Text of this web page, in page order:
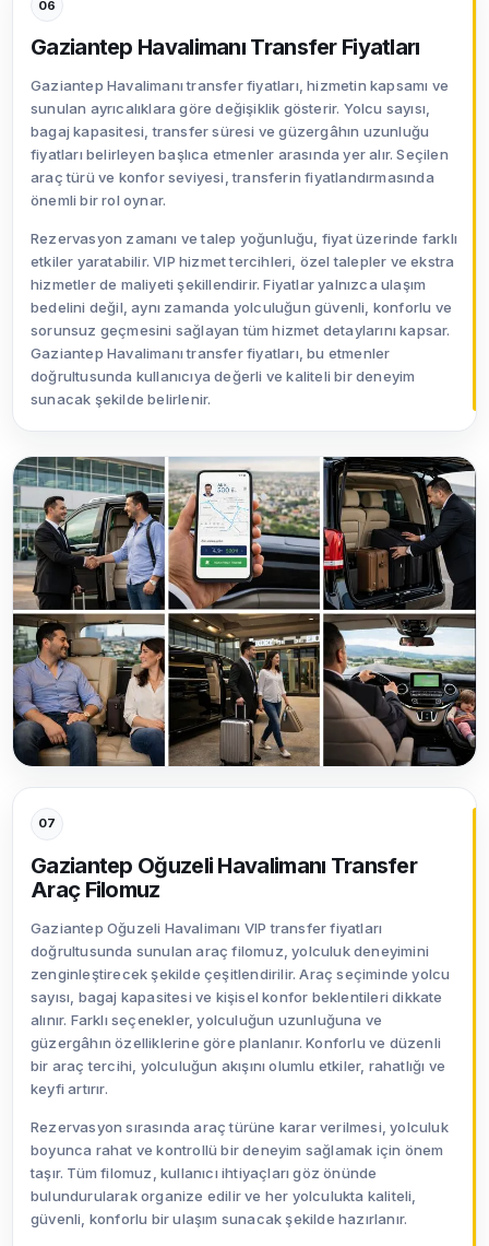
06
Gaziantep Havalimanı Transfer Fiyatları
Gaziantep Havalimanı transfer fiyatları, hizmetin kapsamı ve
sunulan ayrıcalıklara göre değişiklik gösterir. Yolcu sayısı,
bagaj kapasitesi, transfer süresi ve güzergâhın uzunluğu
fiyatları belirleyen başlıca etmenler arasında yer alır. Seçilen
araç türü ve konfor seviyesi, transferin fiyatlandırmasında
önemli bir rol oynar.
Rezervasyon zamanı ve talep yoğunluğu, fiyat üzerinde farklı
etkiler yaratabilir. VIP hizmet tercihleri, özel talepler ve ekstra
hizmetler de maliyeti şekillendirir. Fiyatlar yalnızca ulaşım
bedelini değil, aynı zamanda yolculuğun güvenli, konforlu ve
sorunsuz geçmesini sağlayan tüm hizmet detaylarını kapsar.
Gaziantep Havalimanı transfer fiyatları, bu etmenler
doğrultusunda kullanıcıya değerli ve kaliteli bir deneyim
sunacak şekilde belirlenir.
07
Gaziantep Oğuzeli Havalimanı Transfer
Araç Filomuz
Gaziantep Oğuzeli Havalimanı VIP transfer fiyatları
doğrultusunda sunulan araç filomuz, yolculuk deneyimini
zenginleştirecek şekilde çeşitlendirilir. Araç seçiminde yolcu
sayısı, bagaj kapasitesi ve kişisel konfor beklentileri dikkate
alınır. Farklı seçenekler, yolculuğun uzunluğuna ve
güzergâhın özelliklerine göre planlanır. Konforlu ve düzenli
bir araç tercihi, yolculuğun akışını olumlu etkiler, rahatlığı ve
keyfi artırır.
Rezervasyon sırasında araç türüne karar verilmesi, yolculuk
boyunca rahat ve kontrollü bir deneyim sağlamak için önem
taşır. Tüm filomuz, kullanıcı ihtiyaçları göz önünde
bulundurularak organize edilir ve her yolculukta kaliteli,
güvenli, konforlu bir ulaşım sunacak şekilde hazırlanır.